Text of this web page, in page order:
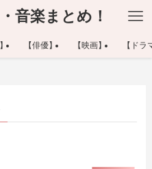
音楽まとめ！
【俳優】 【映画】 【ドラ